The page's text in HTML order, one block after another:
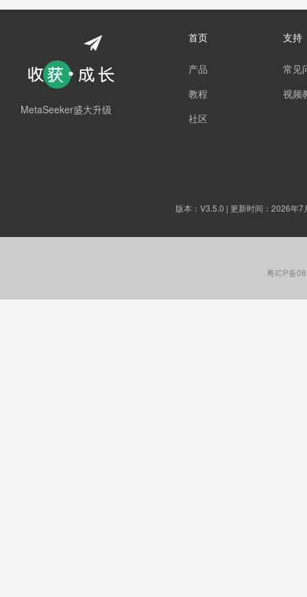
MetaSeeker盛大升级
首页
产品
教程
社区
支持
常见
视频
版本： V3.5.0 | 更新时间：2026年
粤ICP备